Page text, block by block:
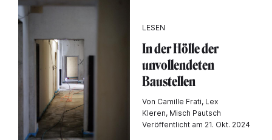
LESEN
In der Hölle der
unvollendeten
Baustellen
Von Camille Frati, Lex
Kleren, Misch Pautsch
Veröffentlicht am 21. Okt. 2024